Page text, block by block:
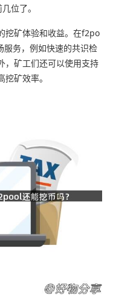
位了。
挖矿体验和收益。在f2po
务，例如快速的共识检
，矿工们还可以使用支持
矿效率。